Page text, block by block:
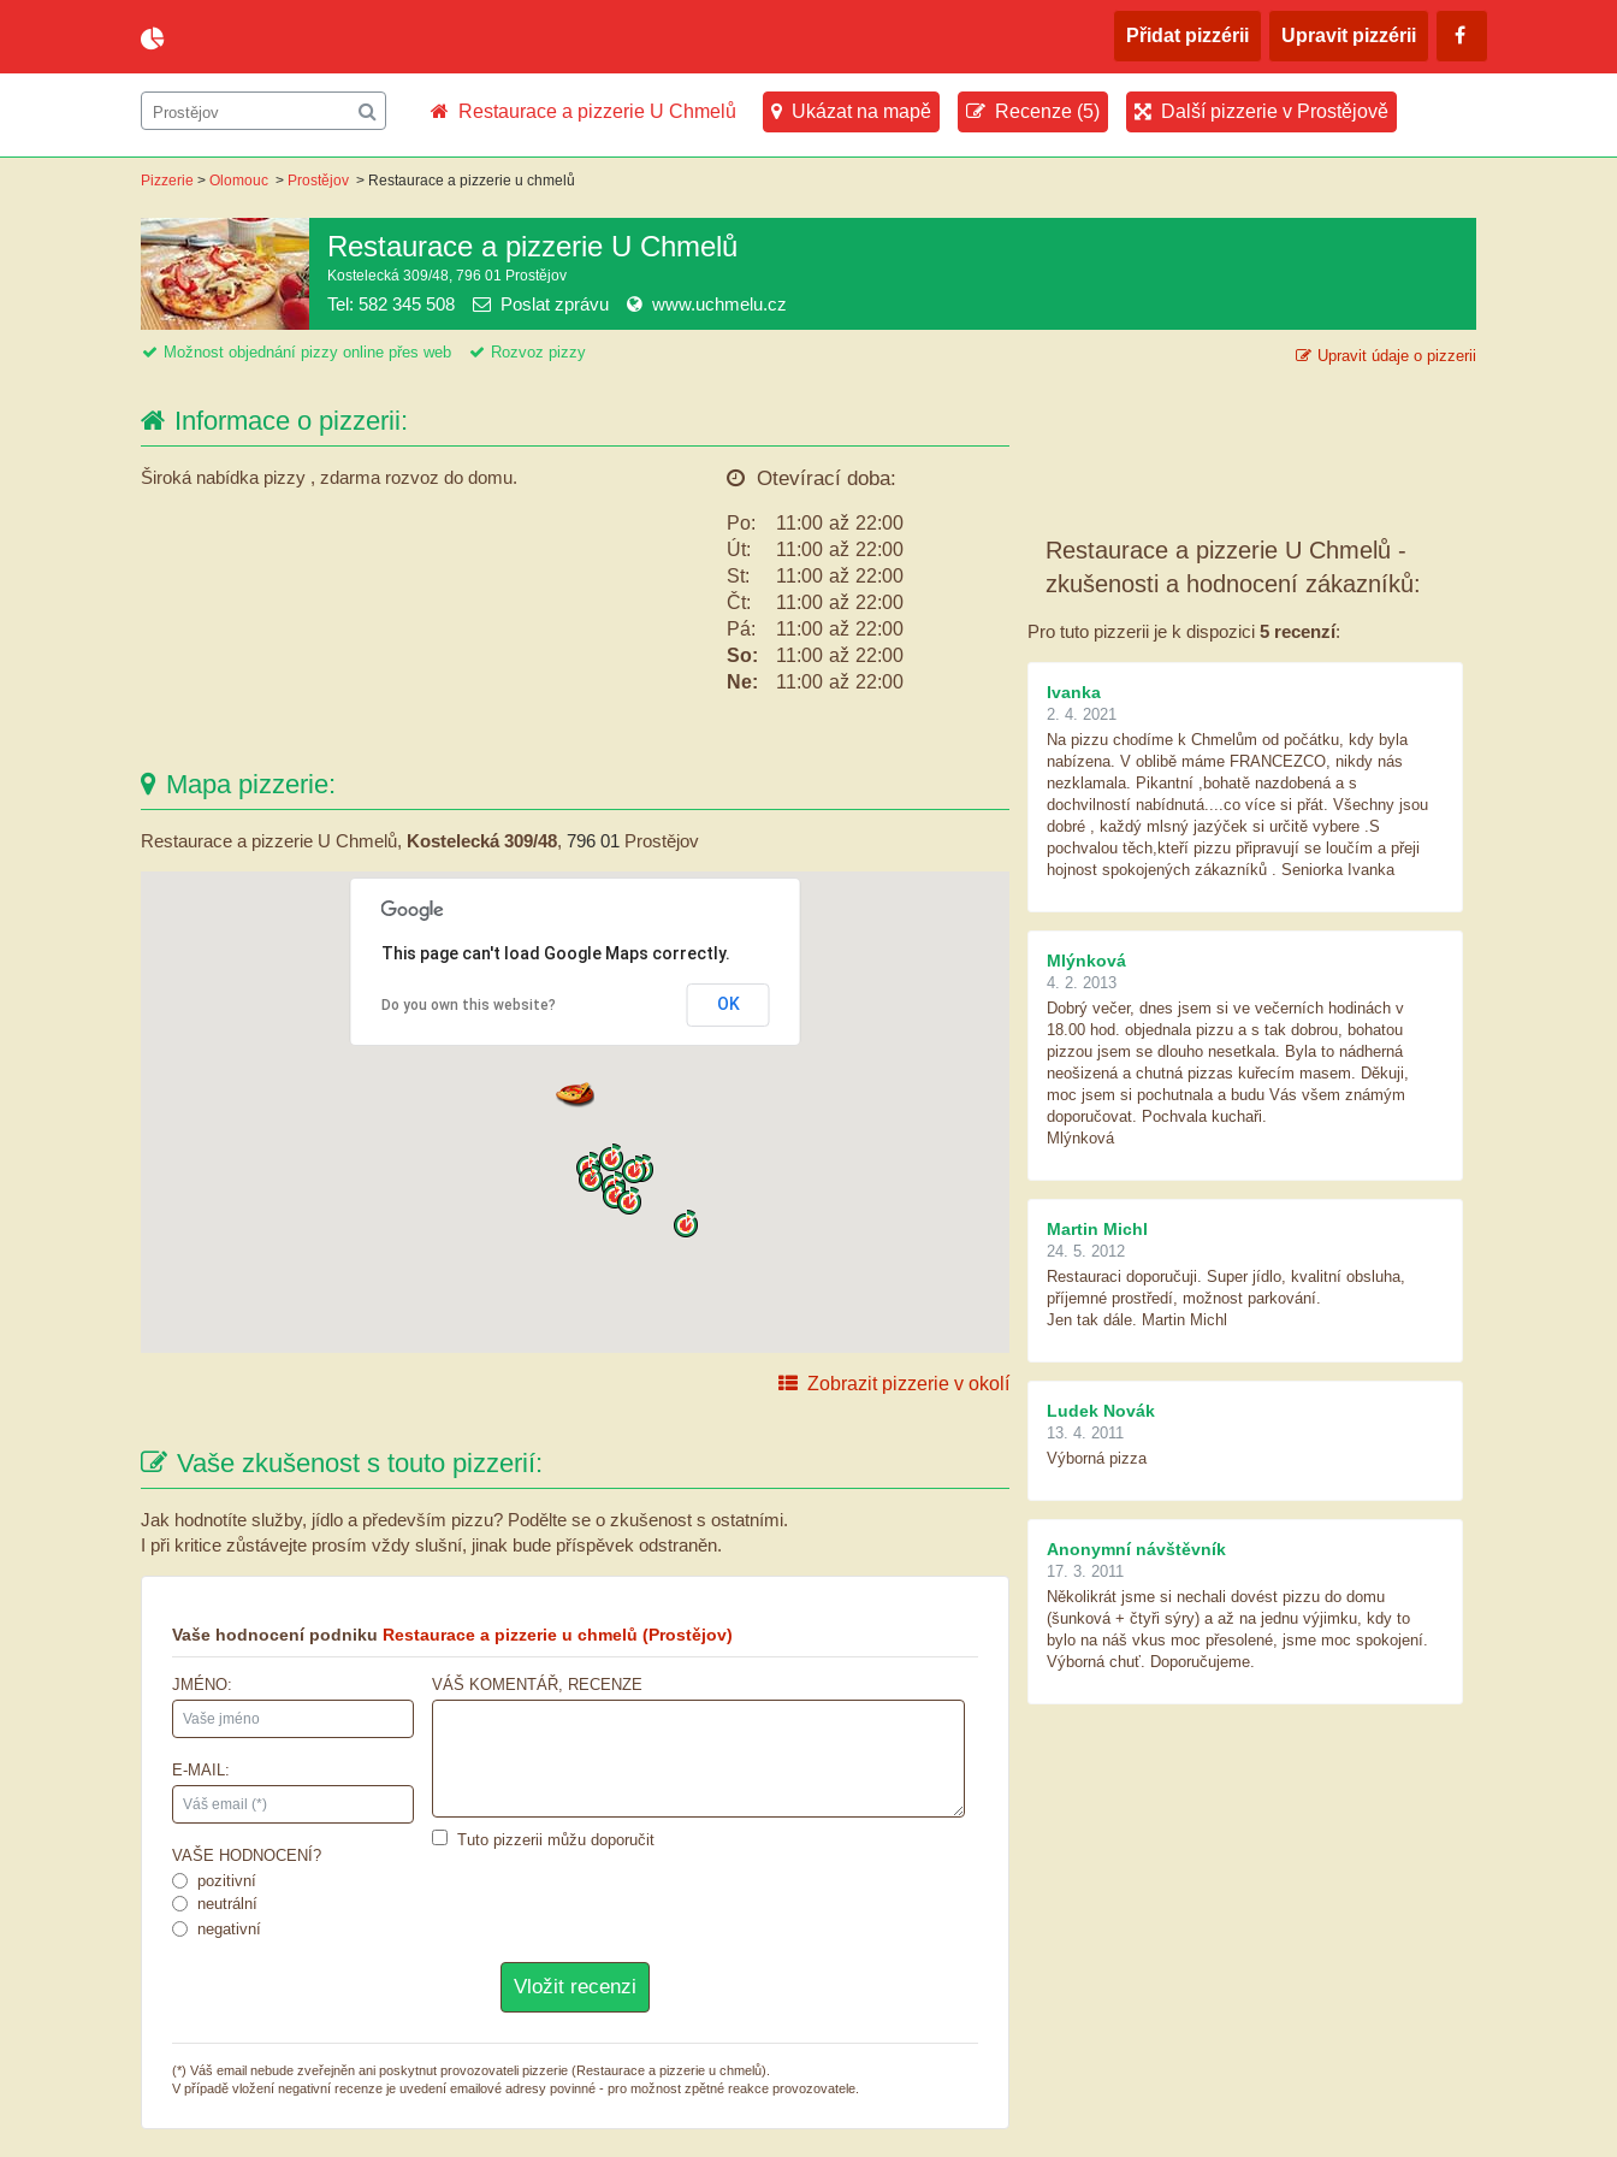
Přidat pizzérii Upravit pizzérii
Restaurace a pizzerie U Chmelů Ukázat na mapě Recenze (5) Další pizzerie v Prostějově
Pizzerie > Olomouc > Prostějov > Restaurace a pizzerie u chmelů
Restaurace a pizzerie U Chmelů
Kostelecká 309/48, 796 01 Prostějov
Tel: 582 345 508 Poslat zprávu www.uchmelu.cz
Možnost objednání pizzy online přes web Rozvoz pizzy Upravit údaje o pizzerii
Informace o pizzerii:
Široká nabídka pizzy , zdarma rozvoz do domu. Otevírací doba:
Po: 11:00 až 22:00
Út:
11:00 až 22:00
St:
11:00 až 22:00
Čt:
11:00 až 22:00
Pá:
11:00 až 22:00
So:
11:00 až 22:00
Ne:
11:00 až 22:00
Mapa pizzerie:
Restaurace a pizzerie U Chmelů, Kostelecká 309/48, 796 01 Prostějov
This page can't load Google Maps correctly.
Do you own this website? OK
Zobrazit pizzerie v okolí
Vaše zkušenost s touto pizzerií:
Jak hodnotíte služby, jídlo a především pizzu? Podělte se o zkušenost s ostatními.
I při kritice zůstávejte prosím vždy slušní, jinak bude příspěvek odstraněn.
Vaše hodnocení podniku Restaurace a pizzerie u chmelů (Prostějov)
JMÉNO:
E-MAIL:
VAŠE HODNOCENÍ?
pozitivní
neutrální
negativní
VÁŠ KOMENTÁŘ, RECENZE
Tuto pizzerii můžu doporučit
(*) Váš email nebude zveřejněn ani poskytnut provozovateli pizzerie (Restaurace a pizzerie u chmelů).
V případě vložení negativní recenze je uvedení emailové adresy povinné - pro možnost zpětné reakce provozovatele.
Restaurace a pizzerie U Chmelů -
zkušenosti a hodnocení zákazníků:
Pro tuto pizzerii je k dispozici5 recenzí:
Ivanka
2. 4. 2021
Na pizzu chodíme k Chmelům od počátku, kdy byla
nabízena. V oblibě máme FRANCEZCO, nikdy nás
nezklamala. Pikantní ,bohatě nazdobená a s
dochvilností nabídnutá....co více si přát. Všechny jsou
dobré , každý mlsný jazýček si určitě vybere .S
pochvalou těch,kteří pizzu připravují se loučím a přeji
hojnost spokojených zákazníků . Seniorka Ivanka
Mlýnková
4. 2. 2013
Dobrý večer, dnes jsem si ve večerních hodinách v
18.00 hod. objednala pizzu a s tak dobrou, bohatou
pizzou jsem se dlouho nesetkala. Byla to nádherná
neošizená a chutná pizzas kuřecím masem. Děkuji,
moc jsem si pochutnala a budu Vás všem známým
doporučovat. Pochvala kuchaři.
Mlýnková
Martin Michl
24. 5. 2012
Restauraci doporučuji. Super jídlo, kvalitní obsluha,
příjemné prostředí, možnost parkování.
Jen tak dále. Martin Michl
Ludek Novák
13. 4. 2011
Výborná pizza
Anonymní návštěvník
17. 3. 2011
Několikrát jsme si nechali dovést pizzu do domu
(šunková + čtyři sýry) a až na jednu výjimku, kdy to
bylo na náš vkus moc přesolené, jsme moc spokojení.
Výborná chuť. Doporučujeme.